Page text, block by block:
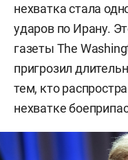
нехватка стала
ударов по Ирану.
газеты The
пригрозил
тем, кто
нехватке